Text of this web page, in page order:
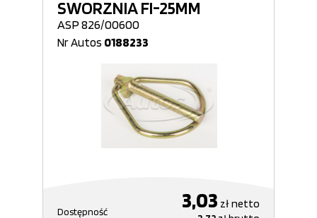
SWORZNIA FI-25MM
ASP 826/00600
Nr Autos 0188233
Dostępność 3,03 złnetto